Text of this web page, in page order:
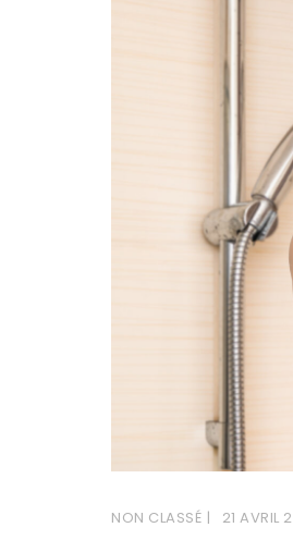
NON CLASSÉ 21 AVRIL